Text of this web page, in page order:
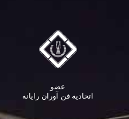
عضو
اتحادیه فن آوران رایانه